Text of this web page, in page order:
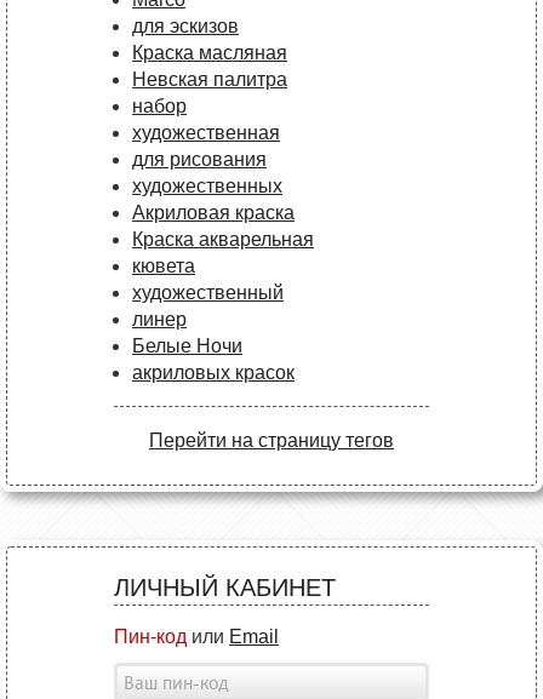
для эскизов
Краска масляная
Невская палитра
набор
художественная
для рисования
художественных
Акриловая краска
Краска акварельная
кювета
художественный
линер
Белые Ночи
акриловых красок
Перейти на страницу тегов
ЛИЧНЫЙ КАБИНЕТ
Пин-код или Email